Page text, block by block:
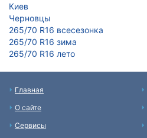
Киев
Черновцы
265/70 R16 всесезонка
265/70 R16 зима
265/70 R16 лето
Главная
О сайте
Сервисы